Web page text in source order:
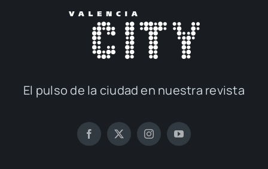
El pul­so de la ciu­dad en nues­tra revis­ta